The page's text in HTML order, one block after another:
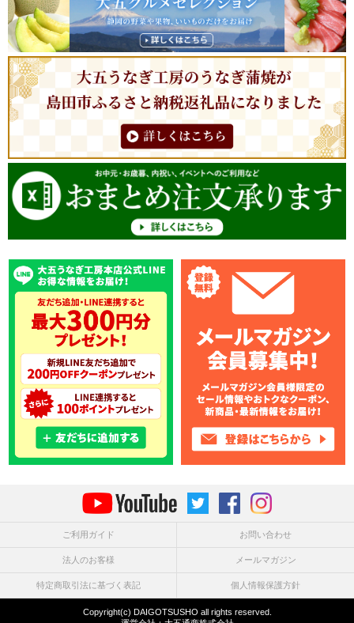
ご利用ガイド お問い合わせ
法人のお客様 メールマガジン
特定商取引法に基づく表記 個人情報保護方針
Copyright(c) DAIGOTSUSHO all rights reserved.